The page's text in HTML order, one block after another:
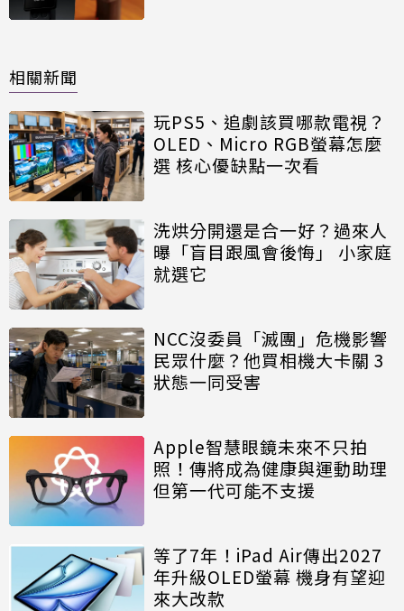
相關新聞
玩PS5、追劇該買哪款電視？
OLED、Micro RGB螢幕怎麼
選 核心優缺點一次看
洗烘分開還是合一好？過來人
曝「盲目跟風會後悔」 小家庭
就選它
NCC沒委員「滅團」危機影響
民眾什麼？他買相機大卡關 3
狀態一同受害
Apple智慧眼鏡未來不只拍
照！傳將成為健康與運動助理
但第一代可能不支援
等了7年！iPad Air傳出2027
年升級OLED螢幕 機身有望迎
來大改款